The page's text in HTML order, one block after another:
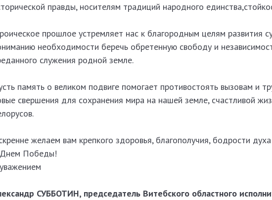
правды, носителям традиций народного
прошлое устремляет нас к благородным целям развития
необходимости беречь обретенную свободу и
служения родной земле.
память о великом подвиге помогает противостоять вызовам и
свершения для сохранения мира на нашей земле, счастливой
желаем вам крепкого здоровья, благополучия, бодрости
Победы!
СУББОТИН, председатель Витебского областного